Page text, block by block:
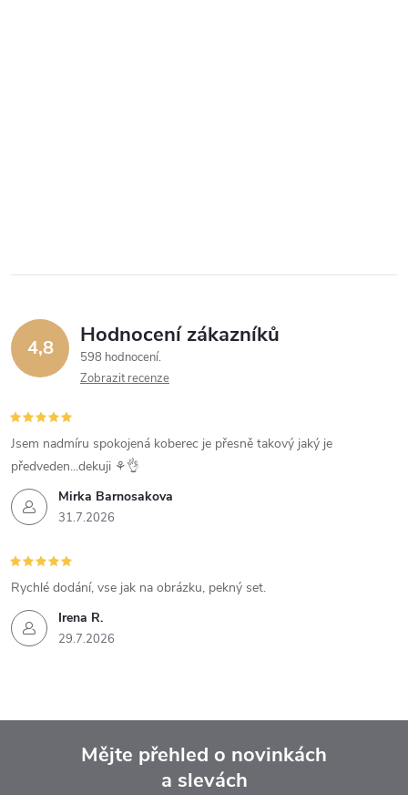
4,8 Hodnocení zákazníků
598 hodnocení
Zobrazit recenze
Mirka Barnosakova
31.7.2026
Jsem nadmíru spokojená koberec je přesně takový jaký je
předveden...dekuji ⚘️👌
Irena R.
29.7.2026
Rychlé dodání, vse jak na obrázku, pekný set.
Mějte přehled o novinkách
a slevách